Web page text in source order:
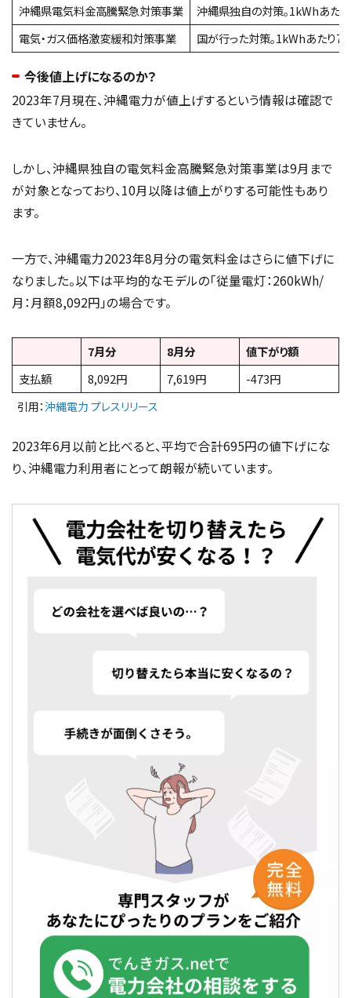
沖縄県電気料金高騰緊急対策事業
沖縄県独自の対策。1kWhあた
電気・ガス価格激変緩和対策事業
国が行った対策。1kWhあたり
今後値上げになるのか？
2023年7月現在、沖縄電力が値上げするという情報は確認で
きていません。
しかし、沖縄県独自の電気料金高騰緊急対策事業は9月まで
が対象となっており、10月以降は値上がりする可能性もあり
ます。
一方で、沖縄電力2023年8月分の電気料金はさらに値下げに
なりました。以下は平均的なモデルの「従量電灯：260kWh/
月：月額8,092円」の場合です。
7月分 8月分
値下がり額
支払額
8,092円 7,619円 -473円
引用：沖縄電力 プレスリリース
2023年6月以前と比べると、平均で合計695円の値下げにな
り、沖縄電力利用者にとって朗報が続いています。